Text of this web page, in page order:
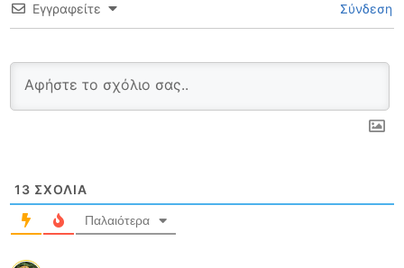
Εγγραφείτε Σύνδεση
13 ΣΧΌΛΙΑ
Παλαιότερα